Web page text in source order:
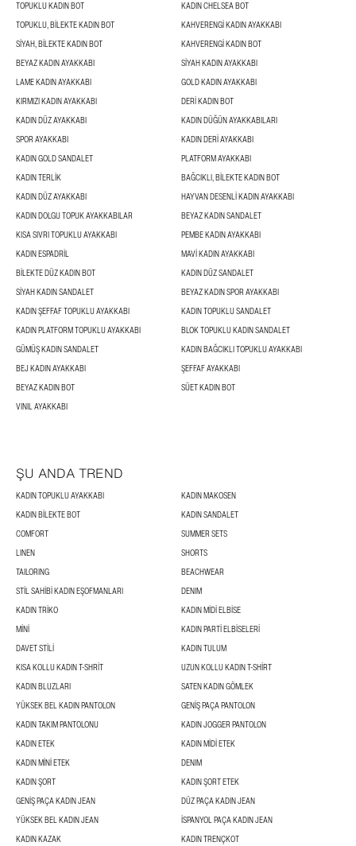
TOPUKLU KADIN BOT
KADIN CHELSEA BOT
TOPUKLU, BILEKTE KADIN BOT
KAHVERENGI KADIN AYAKKABI
SIYAH, BILEKTE KADIN BOT
KAHVERENGI KADIN BOT
BEYAZ KADIN AYAKKABI
SIYAH KADIN AYAKKABI
LAME KADIN AYAKKABI
GOLD KADIN AYAKKABI
KIRMIZI KADIN AYAKKABI
DERI KADIN BOT
KADIN DÜZ AYAKKABI
KADIN DÜĞÜN AYAKKABILARI
SPOR AYAKKABI
KADIN DERI AYAKKABI
KADIN GOLD SANDALET
PLATFORM AYAKKABI
KADIN TERLIK
BAĞCIKLI, BILEKTE KADIN BOT
KADIN DÜZ AYAKKABI
HAYVAN DESENLI KADIN AYAKKABI
KADIN DOLGU TOPUK AYAKKABILAR
BEYAZ KADIN SANDALET
KISA SIVRI TOPUKLU AYAKKABI
PEMBE KADIN AYAKKABI
KADIN ESPADRIL
MAVI KADIN AYAKKABI
BILEKTE DÜZ KADIN BOT
KADIN DÜZ SANDALET
SIYAH KADIN SANDALET
BEYAZ KADIN SPOR AYAKKABI
KADIN ŞEFFAF TOPUKLU AYAKKABI
KADIN TOPUKLU SANDALET
KADIN PLATFORM TOPUKLU AYAKKABI
BLOK TOPUKLU KADIN SANDALET
GÜMÜŞ KADIN SANDALET
KADIN BAĞCIKLI TOPUKLU AYAKKABI
BEJ KADIN AYAKKABI
ŞEFFAF AYAKKABI
BEYAZ KADIN BOT
SÜET KADIN BOT
VINIL AYAKKABI
ŞU ANDA TREND
KADIN TOPUKLU AYAKKABI
KADIN MAKOSEN
KADIN BILEKTE BOT
KADIN SANDALET
COMFORT
SUMMER SETS
LINEN
SHORTS
TAILORING
BEACHWEAR
STIL SAHIBI KADIN EŞOFMANLARI
DENIM
KADIN TRIKO
KADIN MIDI ELBISE
MINI
KADIN PARTI ELBISELERI
DAVET STILI
KADIN TULUM
KISA KOLLU KADIN T-SHRIT
UZUN KOLLU KADIN T-SHIRT
KADIN BLUZLARI
SATEN KADIN GÖMLEK
YÜKSEK BEL KADIN PANTOLON
GENIŞ PAÇA PANTOLON
KADIN TAKIM PANTOLONU
KADIN JOGGER PANTOLON
KADIN ETEK
KADIN MIDI ETEK
KADIN MINI ETEK
DENIM
KADIN ŞORT
KADIN ŞORT ETEK
GENIŞ PAÇA KADIN JEAN
DÜZ PAÇA KADIN JEAN
YÜKSEK BEL KADIN JEAN
İSPANYOL PAÇA KADIN JEAN
KADIN KAZAK
KADIN TRENÇKOT